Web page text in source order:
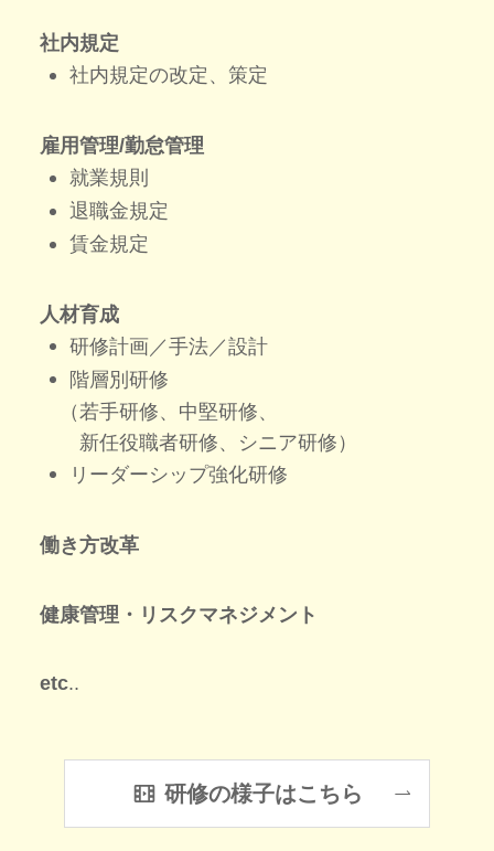
社内規定
社内規定の改定、策定
雇用管理/勤怠管理
就業規則
退職金規定
賃金規定
人材育成
研修計画／手法／設計
階層別研修
（若手研修、中堅研修、
新任役職者研修、シニア研修）
リーダーシップ強化研修
働き方改革
健康管理・リスクマネジメント
etc..
研修の様子はこちら